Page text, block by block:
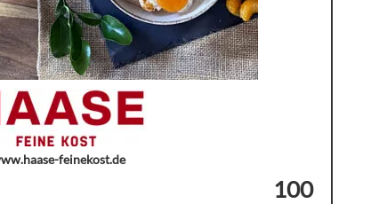
feinekost.de
100